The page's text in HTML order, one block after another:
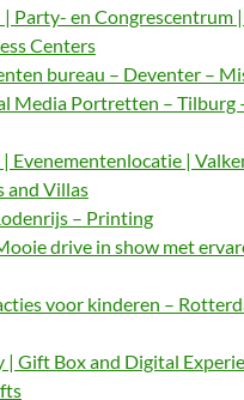
Party- en Congrescentrum
Centers
bureau – Deventer –
Media Portretten – Tilburg
Evenementenlocatie |
and Villas
– Printing
drive in show met
voor kinderen –
Gift Box and Digital